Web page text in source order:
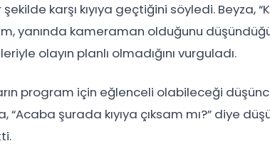
karşı kıyıya geçtiğini söyledi. Beyza,
yanında kameraman olduğunu
olayın planlı olmadığını vurguladı.
program için eğlenceli olabileceği
“Acaba şurada kıyıya çıksam mı?” diye